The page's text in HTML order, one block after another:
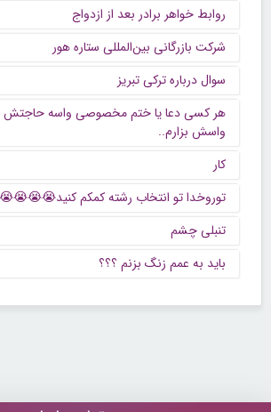
روابط خواهر برادر بعد از ازدواج
شرکت بازرگانی بین‌المللی ستاره هور
سوال درباره ترکی تبریز
هر کسی دعا یا ختم مخصوصی واسه حاجتش
واسش بزارم..
کار
توروخدا تو انتخاب رشته کمکم کنید😭😭😭😭
تنبلی چشم
باید به عمم زنگ بزنم ؟؟؟